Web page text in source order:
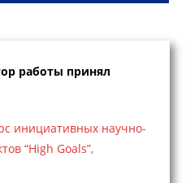
работы принял
инициативных научно-
“High Goals”,